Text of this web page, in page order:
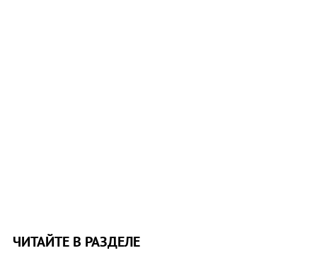
ЧИТАЙТЕ В РАЗДЕЛЕ